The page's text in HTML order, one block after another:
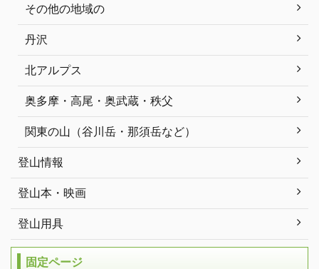
その他の地域の
丹沢
北アルプス
奥多摩・高尾・奥武蔵・秩父
関東の山（谷川岳・那須岳など）
登山情報
登山本・映画
登山用具
固定ページ